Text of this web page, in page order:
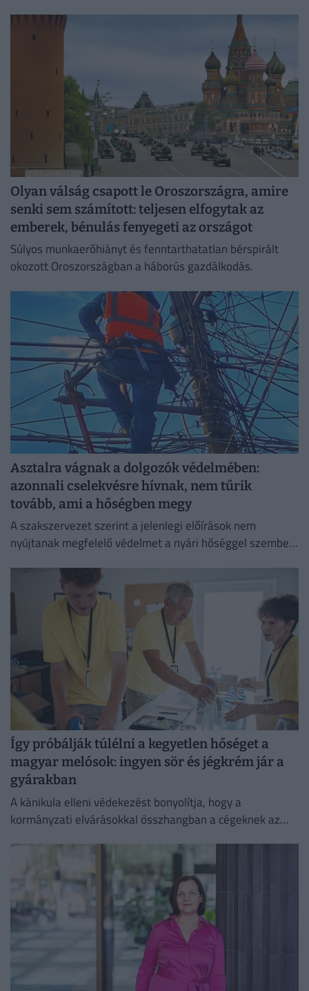
irodaházban, ahol a hűtés központilag működik.
Olyan válság csapott le Oroszországra, amire
senki sem számított: teljesen elfogytak az
emberek, bénulás fenyegeti az országot
Súlyos munkaerőhiányt és fenntarthatatlan bérspirált
okozott Oroszországban a háborús gazdálkodás.
Asztalra vágnak a dolgozók védelmében:
azonnali cselekvésre hívnak, nem tűrik
tovább, ami a hőségben megy
A szakszervezet szerint a jelenlegi előírások nem
nyújtanak megfelelő védelmet a nyári hőséggel szemben,
védelmében.
Így próbálják túlélni a kegyetlen hőséget a
magyar melósok: ingyen sör és jégkrém jár a
gyárakban
A kánikula elleni védekezést bonyolítja, hogy a
kormányzati elvárásokkal összhangban a cégeknek az